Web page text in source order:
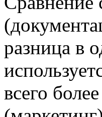
разница в
всего